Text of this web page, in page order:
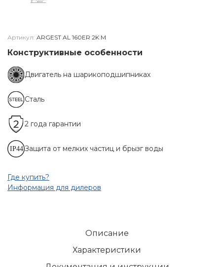
Артикул: ARGEST AL 160ER 2K M
Конструктивные особенности
Двигатель на шарикоподшипниках
Сталь
2 года гарантии
Защита от мелких частиц и брызг воды
Где купить?
Информация для дилеров
Описание
Характеристики